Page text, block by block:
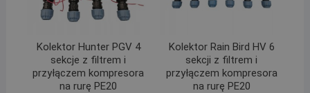
Kolektor Hunter PGV 4
sekcje z filtrem i
przyłączem kompresora
na rurę PE20
Kolektor Rain Bird HV 6
sekcji z filtrem i
przyłączem kompresora
na rurę PE20